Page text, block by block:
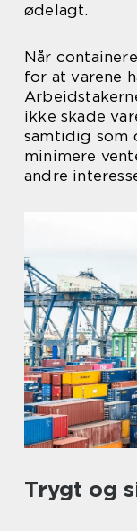
ødelagt.
Når
for at varene
ikke skade
samtidig som
minimere
andre
Trygt og